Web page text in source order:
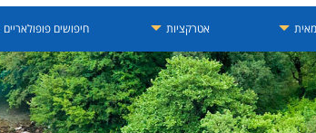
אטרקציות חיפושים פופולאריים